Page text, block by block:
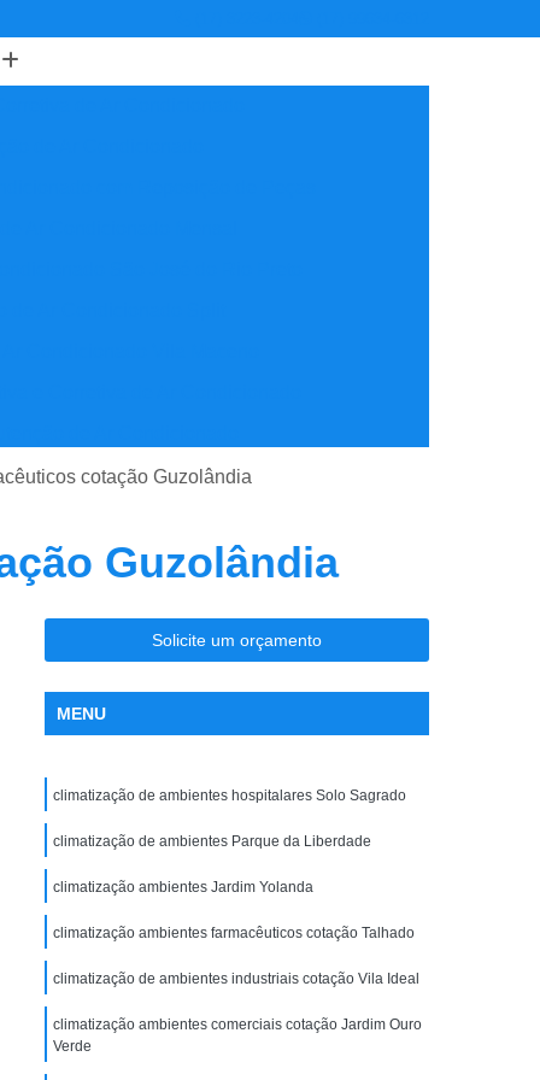
Ar Condicionado
Ar Condicionado
Limpeza de Dutos
de Ar Condicionado
São José do Rio Preto
Maceno
Industriais
Robotizada de Dutos de Ar Condicionado
Plano de Manutenção Operação e Controle
e Controle para Ar Condicionado
Pmoc Ar Condicionado
Ar Condicionado São José do Rio Preto
de Manutenção Operação e Controle
cotação Guzolândia
Guzolândia
Solicite um orçamento
MENU
climatização de ambientes hospitalares Solo Sagrado
climatização de ambientes Parque da Liberdade
climatização ambientes Jardim Yolanda
climatização ambientes farmacêuticos cotação Talhado
climatização de ambientes industriais cotação Vila Ideal
climatização ambientes comerciais cotação Jardim Ouro
Verde